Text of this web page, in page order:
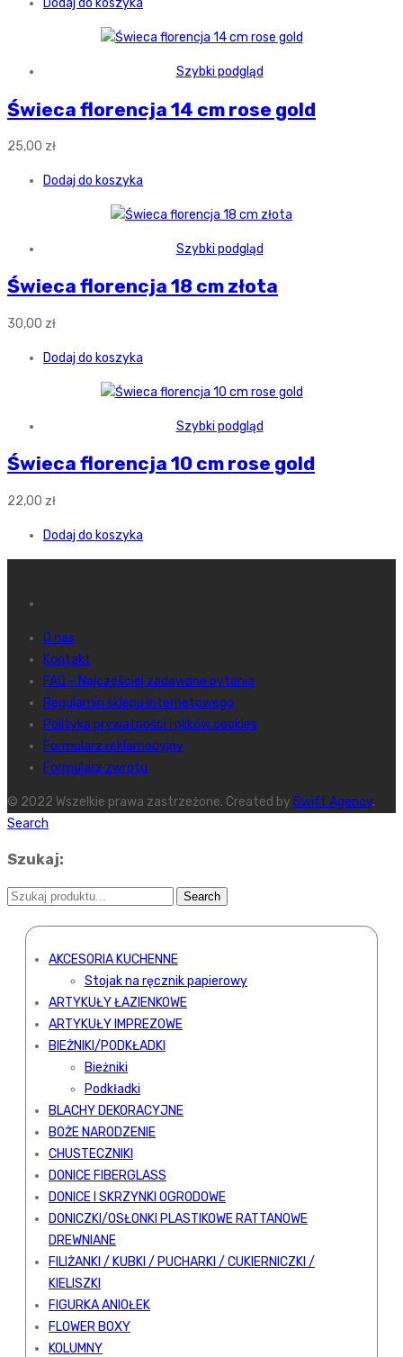
Dodaj do koszyka
Szybki podgląd
Świeca florencja 14 cm rose gold
25,00 zł
Dodaj do koszyka
Szybki podgląd
Świeca florencja 18 cm złota
30,00 zł
Dodaj do koszyka
Szybki podgląd
Świeca florencja 10 cm rose gold
22,00 zł
Dodaj do koszyka
O nas
Kontakt
FAQ – Najczęściej zadawane pytania
Regulamin sklepu internetowego
Polityka prywatności i plików cookies
Formularz reklamacyjny
Formularz zwrotu
© 2022 Wszelkie prawa zastrzeżone. Created by Swift Agency.
Search
Szukaj:
AKCESORIA KUCHENNE
Stojak na ręcznik papierowy
ARTYKUŁY ŁAZIENKOWE
ARTYKUŁY IMPREZOWE
BIEŻNIKI/PODKŁADKI
Bieżniki
Podkładki
BLACHY DEKORACYJNE
BOŻE NARODZENIE
CHUSTECZNIKI
DONICE FIBERGLASS
DONICE I SKRZYNKI OGRODOWE
DONICZKI/OSŁONKI PLASTIKOWE RATTANOWE
DREWNIANE
FILIŻANKI / KUBKI / PUCHARKI / CUKIERNICZKI /
KIELISZKI
FIGURKA ANIOŁEK
FLOWER BOXY
KOLUMNY